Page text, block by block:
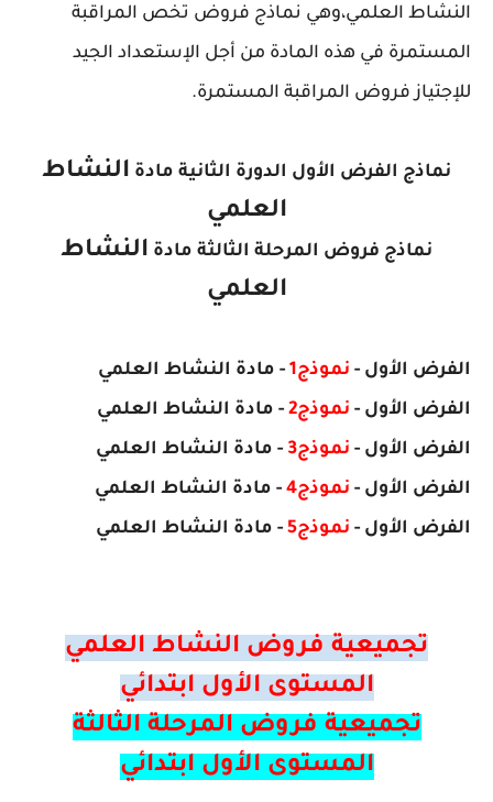
النشاط العلمي،وهي نماذج فروض تخص المراقبة
المستمرة في هذه المادة من أجل الإستعداد الجيد
للإجتياز فروض المراقبة المستمرة.
نماذج الفرض الأول الدورة الثانية مادة النشاط
العلمي
نماذج فروض المرحلة الثالثة مادة النشاط
العلمي
الفرض الأول - نموذج1
- مادة النشاط العلمي
الفرض الأول - نموذج2 - مادة النشاط العلمي
الفرض الأول - نموذج3 - مادة النشاط العلمي
الفرض الأول - نموذج4 - مادة النشاط العلمي
الفرض الأول - نموذج5 - مادة النشاط العلمي
تجميعية فروض النشاط العلمي
المستوى الأول ابتدائي
تجميعية فروض المرحلة الثالثة
المستوى الأول ابتدائي